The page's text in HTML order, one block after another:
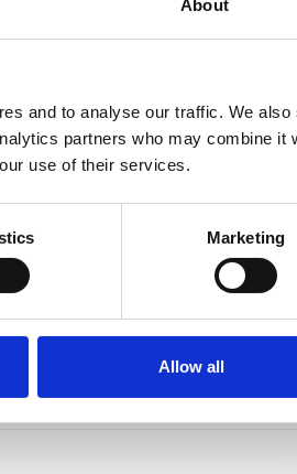
About
and to analyse our traffic. We also
partners who may combine it
use of their services.
Marketing
Allow all
(2)